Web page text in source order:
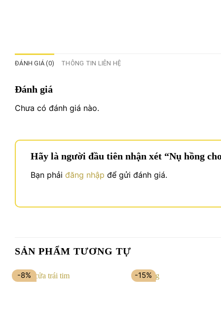
ĐÁNH GIÁ (0) THÔNG TIN LIÊN HỆ
Đánh giá
Chưa có đánh giá nào.
Hãy là người đầu tiên nhận xét “Nụ hồng
Bạn phải đăng nhập để gửi đánh giá.
SẢN PHẨM TƯƠNG TỰ
-8% -15%